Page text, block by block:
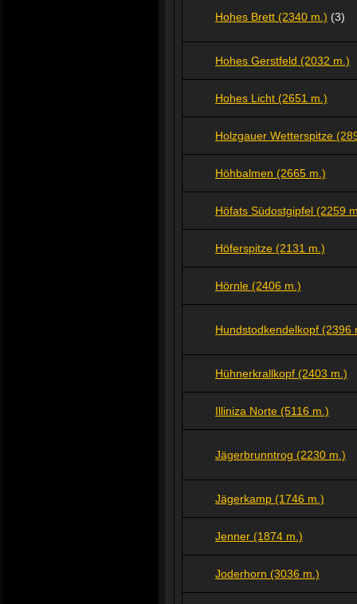
Hohes Brett (2340 m.) (3)
Hohes Gerstfeld (2032 m.)
Hohes Licht (2651 m.)
Holzgauer Wetterspitze
Höhbalmen (2665 m.)
Höfats Südostgipfel (2259
Höferspitze (2131 m.)
Hörnle (2406 m.)
Hundstodkendelkopf (2396
Hühnerkrallkopf (2403 m.)
Illiniza Norte (5116 m.)
Jägerbrunntrog (2230 m.)
Jägerkamp (1746 m.)
Jenner (1874 m.)
Joderhorn (3036 m.)